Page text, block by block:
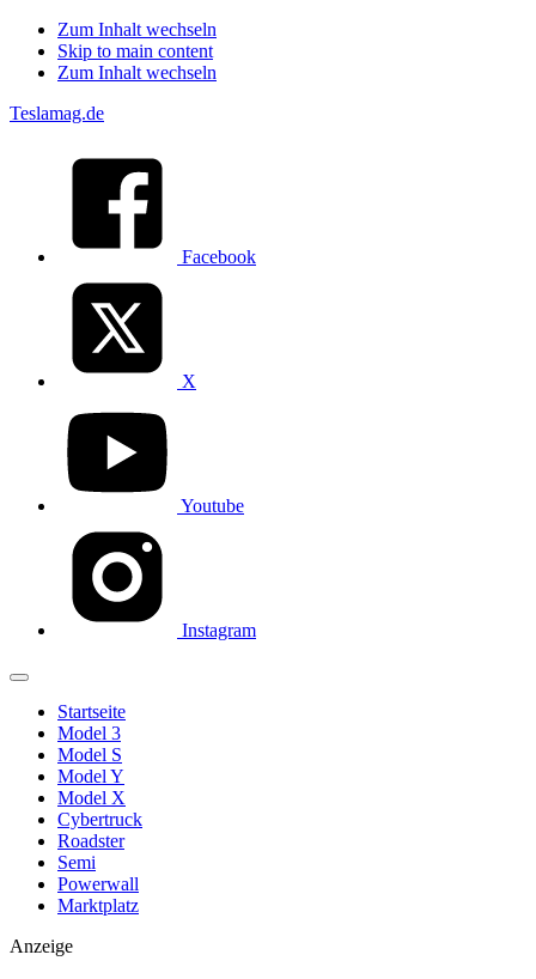
Zum Inhalt wechseln
Skip to main content
Zum Inhalt wechseln
Teslamag.de
Facebook
X
Youtube
Instagram
Startseite
Model 3
Model S
Model Y
Model X
Cybertruck
Roadster
Semi
Powerwall
Marktplatz
Anzeige